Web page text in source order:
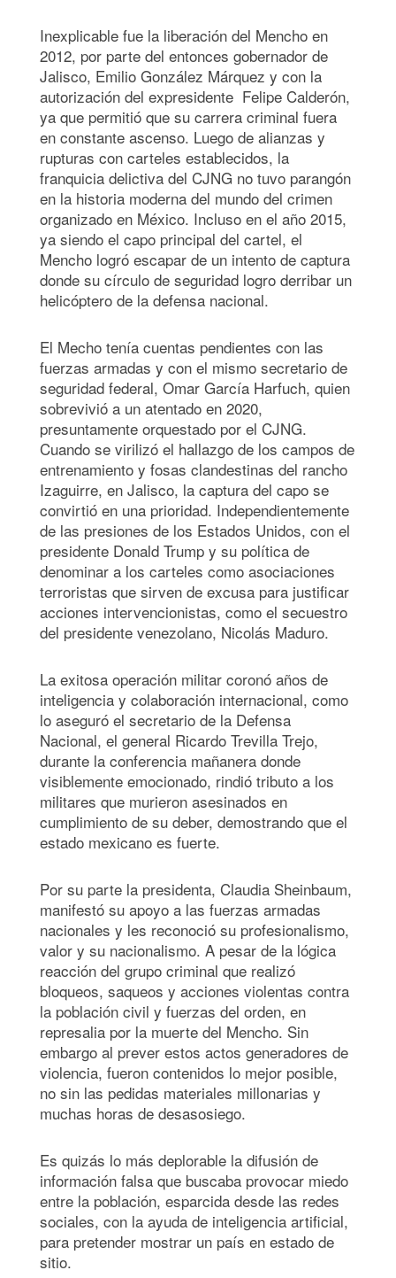
Inexplicable fue la liberación del Mencho en
2012, por parte del entonces gobernador de
Jalisco, Emilio González Márquez y con la
autorización del expresidente Felipe Calderón,
ya que permitió que su carrera criminal fuera
en constante ascenso. Luego de alianzas y
rupturas con carteles establecidos, la
franquicia delictiva del CJNG no tuvo parangón
en la historia moderna del mundo del crimen
organizado en México. Incluso en el año 2015,
ya siendo el capo principal del cartel, el
Mencho logró escapar de un intento de captura
donde su círculo de seguridad logro derribar un
helicóptero de la defensa nacional.
El Mecho tenía cuentas pendientes con las
fuerzas armadas y con el mismo secretario de
seguridad federal, Omar García Harfuch, quien
sobrevivió a un atentado en 2020,
presuntamente orquestado por el CJNG.
Cuando se virilizó el hallazgo de los campos de
entrenamiento y fosas clandestinas del rancho
Izaguirre, en Jalisco, la captura del capo se
convirtió en una prioridad. Independientemente
de las presiones de los Estados Unidos, con el
presidente Donald Trump y su política de
denominar a los carteles como asociaciones
terroristas que sirven de excusa para justificar
acciones intervencionistas, como el secuestro
del presidente venezolano, Nicolás Maduro.
La exitosa operación militar coronó años de
inteligencia y colaboración internacional, como
lo aseguró el secretario de la Defensa
Nacional, el general Ricardo Trevilla Trejo,
durante la conferencia mañanera donde
visiblemente emocionado, rindió tributo a los
militares que murieron asesinados en
cumplimiento de su deber, demostrando que el
estado mexicano es fuerte.
Por su parte la presidenta, Claudia Sheinbaum,
manifestó su apoyo a las fuerzas armadas
nacionales y les reconoció su profesionalismo,
valor y su nacionalismo. A pesar de la lógica
reacción del grupo criminal que realizó
bloqueos, saqueos y acciones violentas contra
la población civil y fuerzas del orden, en
represalia por la muerte del Mencho. Sin
embargo al prever estos actos generadores de
violencia, fueron contenidos lo mejor posible,
no sin las pedidas materiales millonarias y
muchas horas de desasosiego.
Es quizás lo más deplorable la difusión de
información falsa que buscaba provocar miedo
entre la población, esparcida desde las redes
sociales, con la ayuda de inteligencia artificial,
para pretender mostrar un país en estado de
sitio.